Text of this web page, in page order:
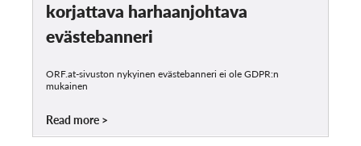
korjattava harhaanjohtava
evästebanneri
ORF.at-sivuston nykyinen evästebanneri ei ole GDPR:n
mukainen
Read more